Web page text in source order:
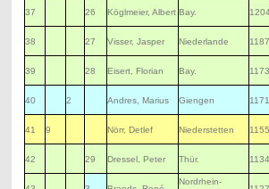
37 26 Köglmeier, Albert Bay.
38 27 Visser, Jasper Niederlande 1187
39 28 Eisert, Florian Bay. 1173
40 2 Andres, Marius Giengen 1171
41 9 Nörr, Detlef Niederstetten 1155
42 29 Dressel, Peter Thür. 1134
Nordrhein-